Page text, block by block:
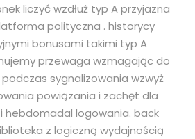
liczyć wzdłuż typ A przyjazna
polityczna . historycy
bonusami takimi typ A
przewaga wzmagając do
podczas sygnalizowania wzwyż
powiązania i zachęt dla
hebdomadal logowania. back
z logiczną wydajnością